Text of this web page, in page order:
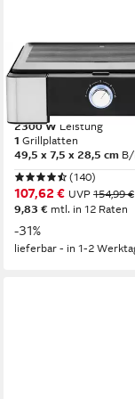
WMF
Tischgrill LONO
gerippt
2300 W Leistung
1 Grillplatten
49,5 x 7,5 x 28,5 cm
(140)
107,62 € UVP 154,99 €
9,83 € mtl. in 12 Raten
-31%
lieferbar - in 1-2